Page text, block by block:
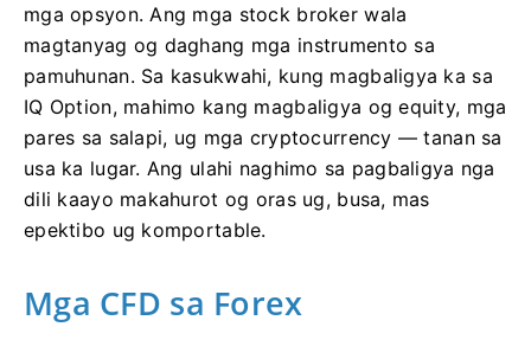
mga opsyon. Ang mga stock broker wala
magtanyag og daghang mga instrumento sa
pamuhunan. Sa kasukwahi, kung magbaligya ka sa
IQ Option, mahimo kang magbaligya og equity, mga
pares sa salapi, ug mga cryptocurrency — tanan sa
usa ka lugar. Ang ulahi naghimo sa pagbaligya nga
dili kaayo makahurot og oras ug, busa, mas
epektibo ug komportable.
Mga CFD sa Forex